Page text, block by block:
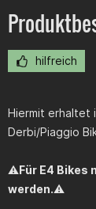
hilfreich
Hiermit erhaltet
Derbi/Piaggio
⚠️Für E4 Bikes
werden.⚠️